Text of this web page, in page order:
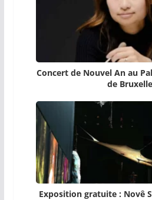
Concert de Nouvel An au
de
Exposition gratuite : Novê